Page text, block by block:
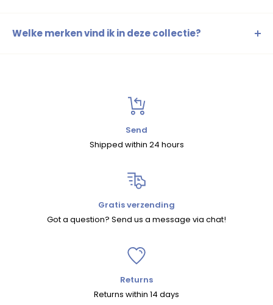
176.
Welke merken vind ik in deze collectie?
Send
Shipped within 24 hours
Gratis verzending
Got a question? Send us a message via chat!
Returns
Returns within 14 days